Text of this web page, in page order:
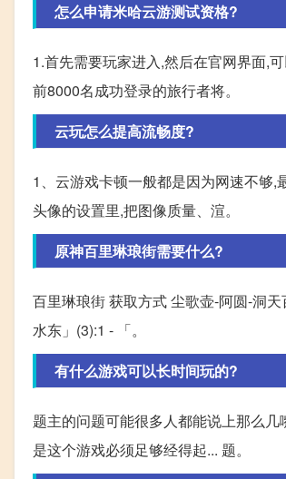
怎么申请米哈云游测试资格?
1.首先需要玩家进入,然后在官网界面,
前8000名成功登录的旅行者将。
云玩怎么提高流畅度?
1、云游戏卡顿一般都是因为网速不够
头像的设置里,把图像质量、渲。
原神百里琳琅街需要什么?
百里琳琅街 获取方式 尘歌壶-阿圆-洞
水东」(3):1 - 「。
有什么游戏可以长时间玩的?
题主的问题可能很多人都能说上那么
是这个游戏必须足够经得起... 题。